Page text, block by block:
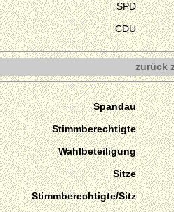
SPD
CDU
zurück
Spandau
Stimmberechtigte
Wahlbeteiligung
Sitze
Stimmberechtigte/Sitz